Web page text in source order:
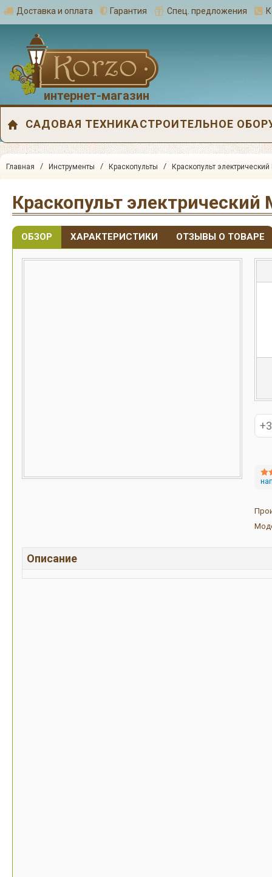
Доставка и оплата Гарантия Спец. предложения
интернет-магазин
САДОВАЯ ТЕХНИКАСТРОИТЕЛЬНОЕ
Главная / Инструменты / Краскопульты / Краскопульт
Краскопульт электрический
ОБЗОР ХАРАКТЕРИСТИКИ ОТЗЫВЫ О ТОВАРЕ
Описание